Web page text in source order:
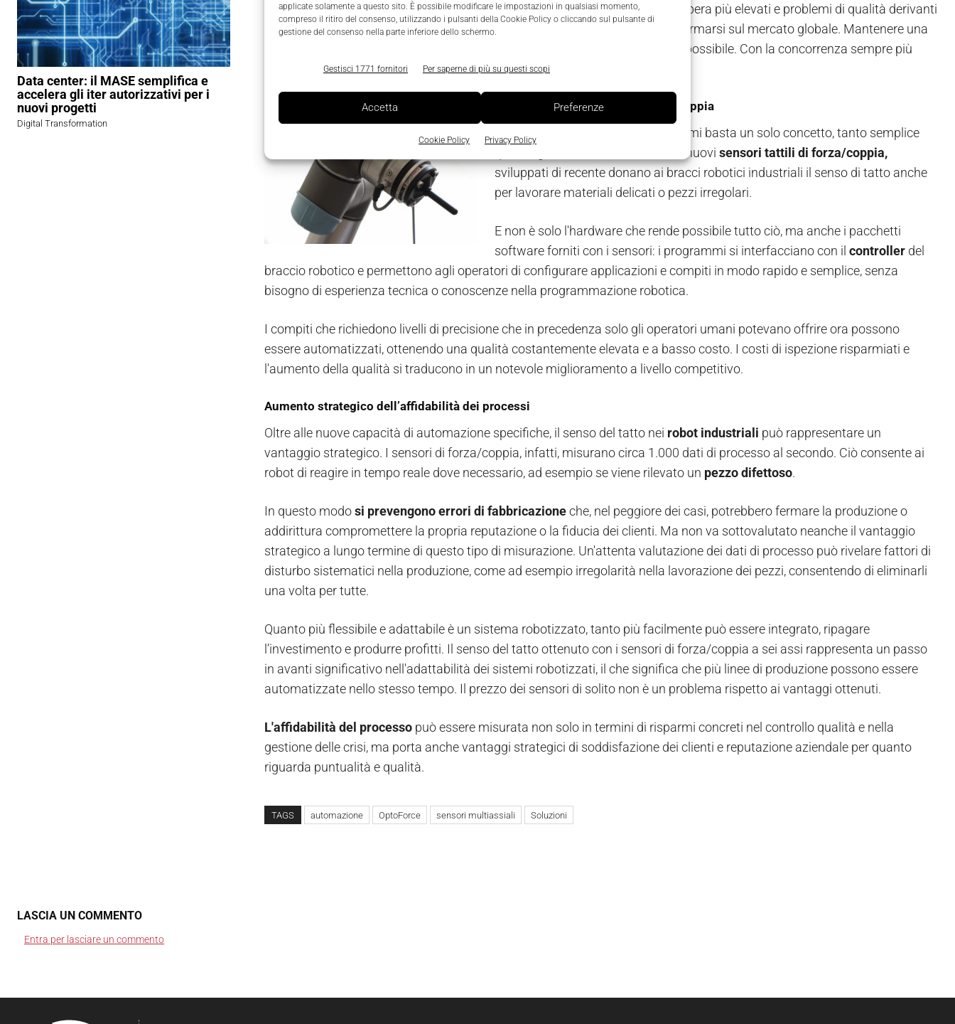
applicate solamente a questo sito. È possibile modificare le impostazioni in qualsiasi momento,
compreso il ritiro del consenso, utilizzando i pulsanti della Cookie Policy o cliccando sul pulsante di
gestione del consenso nella parte inferiore dello schermo.
Gestisci 1771 fornitori Per saperne di più su questi scopi
Accetta Preferenze
Cookie Policy Privacy Policy
Data center: il MASE semplifica e
accelera gli iter autorizzativi per i
nuovi progetti
Digital Transformation
del lavoro o in via di sviluppo, mentre le piccole imprese, con costi di manodopera più elevati e problemi di qualità derivanti
dalla produzione manuale, non hanno avuto quasi nessuna possibilità di affermarsi sul mercato globale. Mantenere una
qualità uniforme nella produzione senza alzare i costi era semplicemente impossibile. Con la concorrenza sempre più
agguerrita sul mercato, la situazione era davvero difficile.
Il tatto dei sensori tattili di forza/coppia
Tuttavia, per risolvere questi problemi basta un solo concetto, tanto semplice
quanto geniale: il senso del tatto. I nuovi sensori tattili di forza/coppia,
sviluppati di recente donano ai bracci robotici industriali il senso di tatto anche
per lavorare materiali delicati o pezzi irregolari.
E non è solo l'hardware che rende possibile tutto ciò, ma anche i pacchetti
software forniti con i sensori: i programmi si interfacciano con il controller del
braccio robotico e permettono agli operatori di configurare applicazioni e compiti in modo rapido e semplice, senza
bisogno di esperienza tecnica o conoscenze nella programmazione robotica.
I compiti che richiedono livelli di precisione che in precedenza solo gli operatori umani potevano offrire ora possono
essere automatizzati, ottenendo una qualità costantemente elevata e a basso costo. I costi di ispezione risparmiati e
l'aumento della qualità si traducono in un notevole miglioramento a livello competitivo.
Aumento strategico dell’affidabilità dei processi
Oltre alle nuove capacità di automazione specifiche, il senso del tatto nei robot industriali può rappresentare un
vantaggio strategico. I sensori di forza/coppia, infatti, misurano circa 1.000 dati di processo al secondo. Ciò consente ai
robot di reagire in tempo reale dove necessario, ad esempio se viene rilevato un pezzo difettoso.
In questo modosi prevengono errori di fabbricazioneche, nel peggiore dei casi, potrebbero fermare la produzione o
addirittura compromettere la propria reputazione o la fiducia dei clienti. Ma non va sottovalutato neanche il vantaggio
strategico a lungo termine di questo tipo di misurazione. Un'attenta valutazione dei dati di processo può rivelare fattori di
disturbo sistematici nella produzione, come ad esempio irregolarità nella lavorazione dei pezzi, consentendo di eliminarli
una volta per tutte.
Quanto più flessibile e adattabile è un sistema robotizzato, tanto più facilmente può essere integrato, ripagare
l’investimento e produrre profitti. Il senso del tatto ottenuto con i sensori di forza/coppia a sei assi rappresenta un passo
in avanti significativo nell'adattabilità dei sistemi robotizzati, il che significa che più linee di produzione possono essere
automatizzate nello stesso tempo. Il prezzo dei sensori di solito non è un problema rispetto ai vantaggi ottenuti.
L'affidabilità del processo può essere misurata non solo in termini di risparmi concreti nel controllo qualità e nella
gestione delle crisi, ma porta anche vantaggi strategici di soddisfazione dei clienti e reputazione aziendale per quanto
riguarda puntualità e qualità.
TAGS automazione OptoForce sensori multiassiali Soluzioni
LASCIA UN COMMENTO
Entra per lasciare un commento